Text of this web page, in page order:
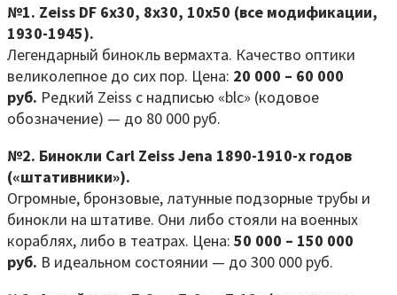
№1. Zeiss DF 6x30, 8x30, 10x50 (все модификации,
1930-1945).
Легендарный бинокль вермахта. Качество оптики
великолепное до сих пор. Цена: 20 000 – 60 000
руб. Редкий Zeiss с надписью «blc» (кодовое
обозначение) — до 80 000 руб.
№2. Бинокли Carl Zeiss Jena 1890-1910-х годов
(«штативники»).
Огромные, бронзовые, латунные подзорные трубы и
бинокли на штативе. Они либо стояли на военных
кораблях, либо в театрах. Цена: 50 000 – 150 000
руб. В идеальном состоянии — до 300 000 руб.